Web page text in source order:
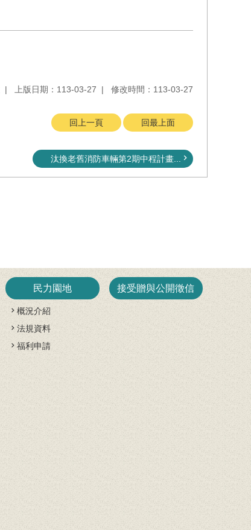
上版日期：113-03-27 修改時間：113-03-27
回上一頁 回最上面
汰換老舊消防車輛第2期中程計畫...
民力園地
概況介紹
法規資料
福利申請
接受贈與公開徵信